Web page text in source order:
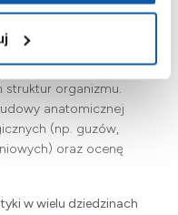
wykorzystujących różne
magnetyczne
(USG), do
struktur organizmu.
anatomicznej
(np. guzów,
oraz ocenę
w wielu dziedzinach